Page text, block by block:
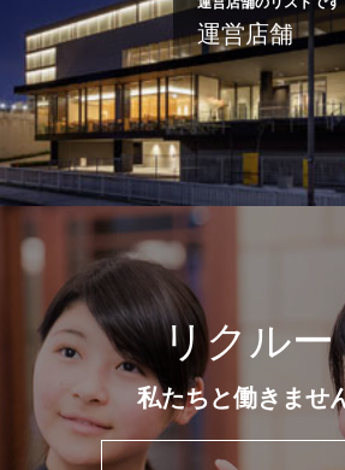
運営店舗
リクルー
私たちと働きませ